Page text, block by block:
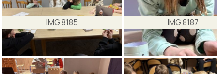
IMG 8185 IMG 8187